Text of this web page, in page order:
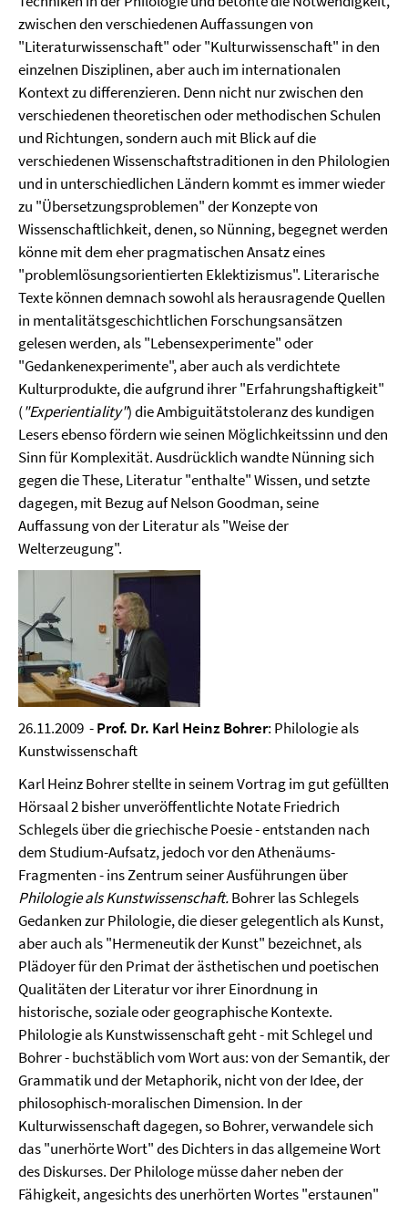
zwischen den verschiedenen Auffassungen von
"Literaturwissenschaft" oder "Kulturwissenschaft" in den
einzelnen Disziplinen, aber auch im internationalen
Kontext zu differenzieren. Denn nicht nur zwischen den
verschiedenen theoretischen oder methodischen Schulen
und Richtungen, sondern auch mit Blick auf die
verschiedenen Wissenschaftstraditionen in den Philologien
und in unterschiedlichen Ländern kommt es immer wieder
zu "Übersetzungsproblemen" der Konzepte von
Wissenschaftlichkeit, denen, so Nünning, begegnet werden
könne mit dem eher pragmatischen Ansatz eines
"problemlösungsorientierten Eklektizismus". Literarische
Texte können demnach sowohl als herausragende Quellen
in mentalitätsgeschichtlichen Forschungsansätzen
gelesen werden, als "Lebensexperimente" oder
"Gedankenexperimente", aber auch als verdichtete
Kulturprodukte, die aufgrund ihrer "Erfahrungshaftigkeit"
("Experientiality") die Ambiguitätstoleranz des kundigen
Lesers ebenso fördern wie seinen Möglichkeitssinn und den
Sinn für Komplexität. Ausdrücklich wandte Nünning sich
gegen die These, Literatur "enthalte" Wissen, und setzte
dagegen, mit Bezug auf Nelson Goodman, seine
Auffassung von der Literatur als "Weise der
Welterzeugung".
26.11.2009 -Prof. Dr. Karl Heinz Bohrer: Philologie als
Kunstwissenschaft
Karl Heinz Bohrer stellte in seinem Vortrag im gut gefüllten
Hörsaal 2 bisher unveröffentlichte Notate Friedrich
Schlegels über die griechische Poesie - entstanden nach
dem Studium-Aufsatz, jedoch vor den Athenäums-
Fragmenten - ins Zentrum seiner Ausführungen über
Philologie als Kunstwissenschaft.Bohrer las Schlegels
Gedanken zur Philologie, die dieser gelegentlich als Kunst,
aber auch als "Hermeneutik der Kunst" bezeichnet, als
Plädoyer für den Primat der ästhetischen und poetischen
Qualitäten der Literatur vor ihrer Einordnung in
historische, soziale oder geographische Kontexte.
Philologie als Kunstwissenschaft geht - mit Schlegel und
Bohrer - buchstäblich vom Wort aus: von der Semantik, der
Grammatik und der Metaphorik, nicht von der Idee, der
philosophisch-moralischen Dimension. In der
Kulturwissenschaft dagegen, so Bohrer, verwandele sich
das "unerhörte Wort" des Dichters in das allgemeine Wort
des Diskurses. Der Philologe müsse daher neben der
Fähigkeit, angesichts des unerhörten Wortes "erstaunen"